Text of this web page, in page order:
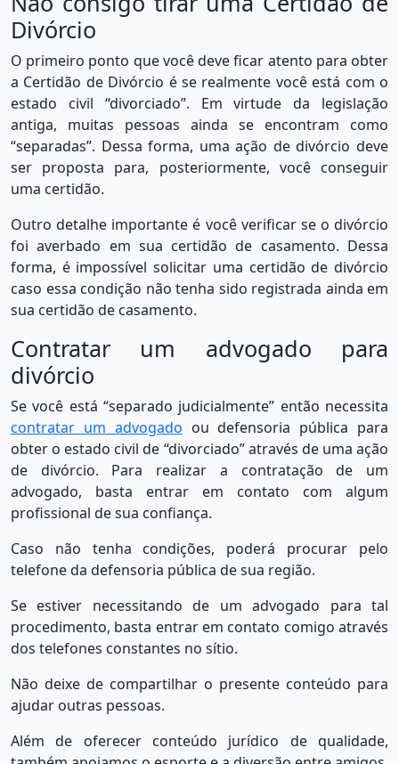
Divórcio
O primeiro ponto que você deve ficar atento para obter
a Certidão de Divórcio é se realmente você está com o
estado civil “divorciado”. Em virtude da legislação
antiga, muitas pessoas ainda se encontram como
“separadas”. Dessa forma, uma ação de divórcio deve
ser proposta para, posteriormente, você conseguir
uma certidão.
Outro detalhe importante é você verificar se o divórcio
foi averbado em sua certidão de casamento. Dessa
forma, é impossível solicitar uma certidão de divórcio
caso essa condição não tenha sido registrada ainda em
sua certidão de casamento.
Contratar um advogado para
divórcio
Se você está “separado judicialmente” então necessita
contratar um advogado ou defensoria pública para
obter o estado civil de “divorciado” através de uma ação
de divórcio. Para realizar a contratação de um
advogado, basta entrar em contato com algum
profissional de sua confiança.
Caso não tenha condições, poderá procurar pelo
telefone da defensoria pública de sua região.
Se estiver necessitando de um advogado para tal
procedimento, basta entrar em contato comigo através
dos telefones constantes no sítio.
Não deixe de compartilhar o presente conteúdo para
ajudar outras pessoas.
Além de oferecer conteúdo jurídico de qualidade,